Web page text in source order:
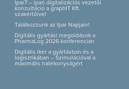
Ipar7 – ipari digitalizációs vezetői
konzultáció a graphIT Kft.
szakértőivel
Találkozzunk az Ipar Napjain!
Digitális gyártási megoldások a
PharmaLog 2026 konferencián
Digitális iker a gyártásban és a
logisztikában – Szimulációval a
maximális hatékonyságért